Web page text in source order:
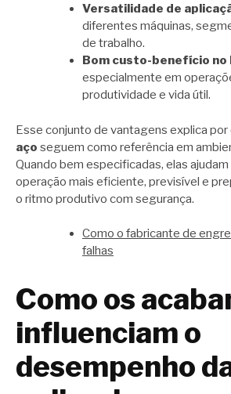
Versatilidade de
diferentes máquinas,
de trabalho.
Bom custo-benefício no
especialmente em
produtividade e vida útil.
Esse conjunto de vantagens explica por
aço seguem como referência em
Quando bem especificadas, elas
operação mais eficiente, previsível e
o ritmo produtivo com segurança.
Como o fabricante de
falhas
Como os
influenciam o
desempenho